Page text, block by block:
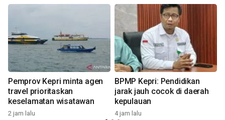
Pemprov Kepri minta agen
travel prioritaskan
keselamatan wisatawan
2 jam lalu
BPMP Kepri: Pendidikan
jarak jauh cocok di daerah
kepulauan
4 jam lalu